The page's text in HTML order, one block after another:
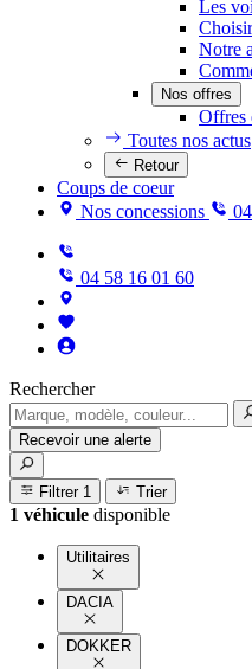
Les
Notre
Nos offres
Offres
Toutes nos actus
Retour
Coups de coeur
Nos concessions
04 58 16 01 60
Rechercher
Recevoir une alerte
Filtrer 1 Trier
1 véhicule disponible
Utilitaires
DACIA
DOKKER